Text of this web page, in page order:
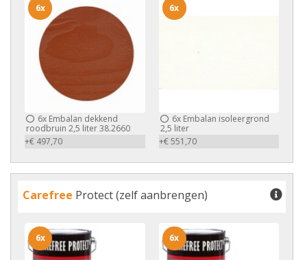
6x Embalan dekkend
roodbruin 2,5 liter 38.2660
+€ 497,70
6x
6xEmbalan isoleergrond
2,5 liter
+€ 551,70
6x
Carefree Protect (zelf aanbrengen)
6x 6x